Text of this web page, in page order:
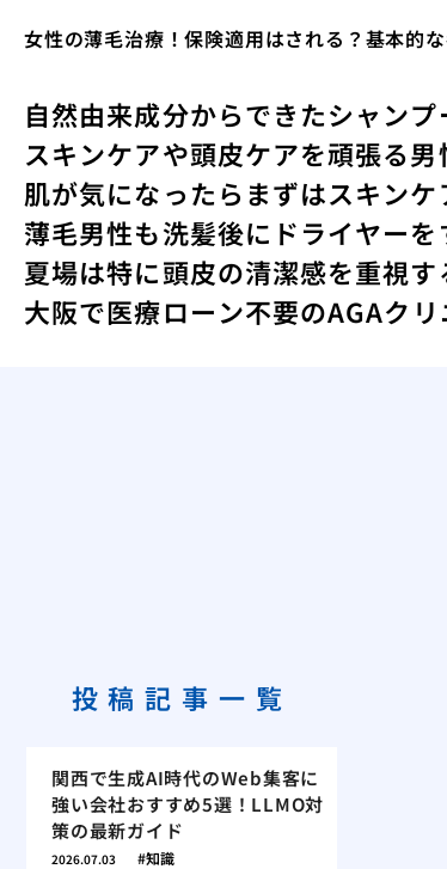
女性の薄毛治療！保険適用はされる？基本的
自然由来成分からできたシャンプ
スキンケアや頭皮ケアを頑張る
肌が気になったらまずはスキンケ
薄毛男性も洗髪後にドライヤーを
夏場は特に頭皮の清潔感を重視す
大阪で医療ローン不要のAGAク
投稿記事一覧
関西で生成AI時代のWeb集客に
強い会社おすすめ5選！LLMO対
策の最新ガイド
2026.07.03 知識